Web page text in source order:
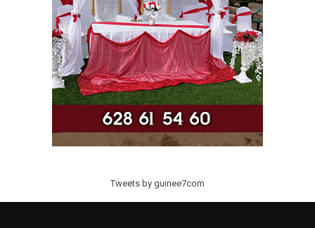
Tweets by guinee7com